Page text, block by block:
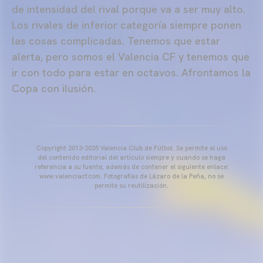
de intensidad del rival porque va a ser muy alto.
Los rivales de inferior categoría siempre ponen
las cosas complicadas. Tenemos que estar
alerta, pero somos el Valencia CF y tenemos que
ir con todo para estar en octavos. Afrontamos la
Copa con ilusión.
Copyright 2013-2025 Valencia Club de Fútbol. Se permite el uso
del contenido editorial del artículo siempre y cuando se haga
referencia a su fuente, además de contener el siguiente enlace:
www.valenciacf.com. Fotografías de Lázaro de la Peña, no se
permite su reutilización.